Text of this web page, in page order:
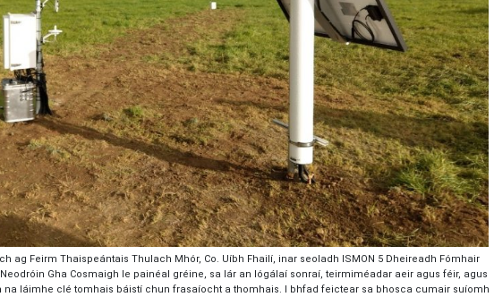
ag Feirm Thaispeántais Thulach Mhór, Co. Uíbh Fhailí, inar seoladh ISMON 5 Dheireadh Fómhair
Gha Cosmaigh le painéal gréine, sa lár an lógálaí sonraí, teirmiméadar aeir agus féir, agus
na láimhe clé tomhais báistí chun frasaíocht a thomhais. I bhfad feictear sa bhosca cumair suíomh